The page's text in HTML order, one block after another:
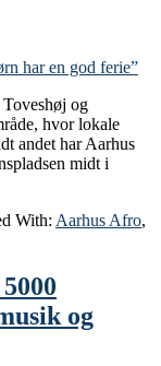
og
hvor lokale
andet har Aarhus
midt i
With: Aarhus Afro,
og